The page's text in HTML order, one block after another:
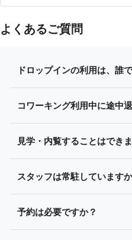
よくあるご質問
ドロップインの利用は、誰
コワーキング利用中に途中
見学・内覧することはでき
スタッフは常駐しています
予約は必要ですか？